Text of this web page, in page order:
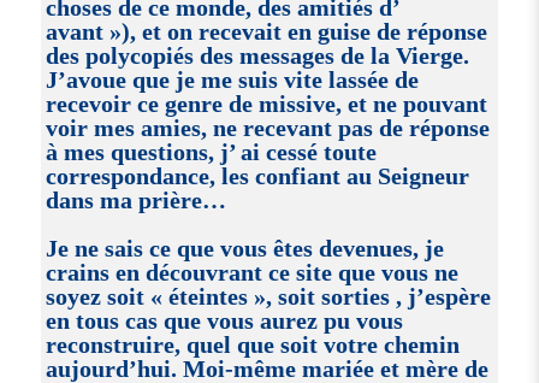
choses de ce monde, des amitiés d’
avant »), et on recevait en guise de réponse
des polycopiés des messages de la Vierge.
J’avoue que je me suis vite lassée de
recevoir ce genre de missive, et ne pouvant
voir mes amies, ne recevant pas de réponse
à mes questions, j’ ai cessé toute
correspondance, les confiant au Seigneur
dans ma prière…
Je ne sais ce que vous êtes devenues, je
crains en découvrant ce site que vous ne
soyez soit « éteintes », soit sorties , j’espère
en tous cas que vous aurez pu vous
reconstruire, quel que soit votre chemin
aujourd’hui. Moi-même mariée et mère de